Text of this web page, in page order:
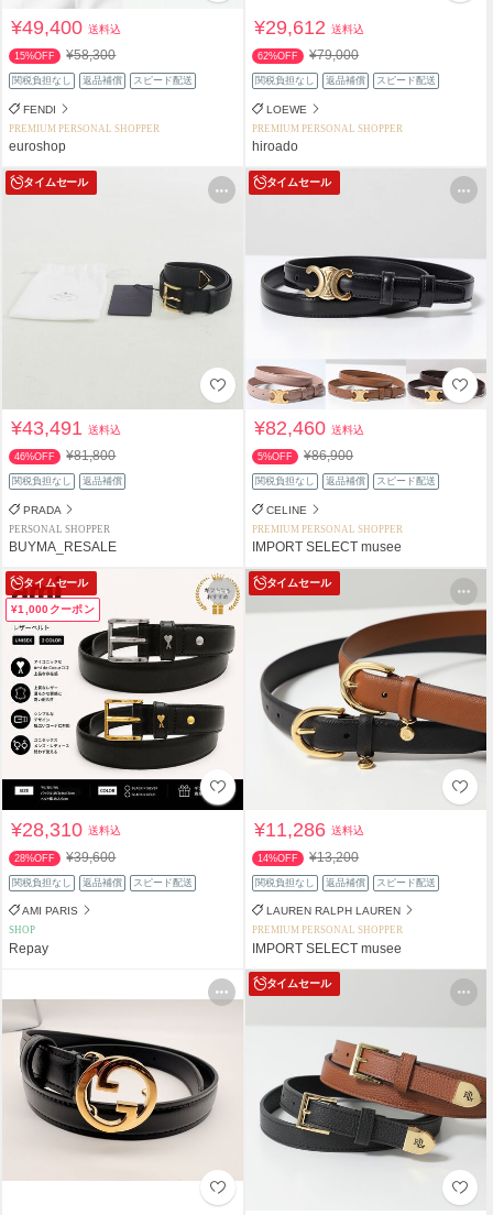
¥49,400送料込
15%OFF ¥58,300
関税負担なし 返品補償 スピード配送
FENDI
PREMIUM PERSONAL SHOPPER
euroshop
¥29,612送料込
62%OFF ¥79,000
関税負担なし 返品補償 スピード配送
LOEWE
PREMIUM PERSONAL SHOPPER
hiroado
タイムセール
¥43,491送料込
46%OFF ¥81,800
関税負担なし 返品補償
PRADA
PERSONAL SHOPPER
BUYMA_RESALE
タイムセール
¥82,460送料込
5%OFF ¥86,900
関税負担なし 返品補償 スピード配送
CELINE
PREMIUM PERSONAL SHOPPER
IMPORT SELECT musee
タイムセール
¥1,000クーポン
¥28,310送料込
28%OFF ¥39,600
関税負担なし 返品補償 スピード配送
AMI PARIS
SHOP
Repay
タイムセール
¥11,286送料込
14%OFF ¥13,200
関税負担なし 返品補償 スピード配送
LAUREN RALPH LAUREN
PREMIUM PERSONAL SHOPPER
IMPORT SELECT musee
タイムセール